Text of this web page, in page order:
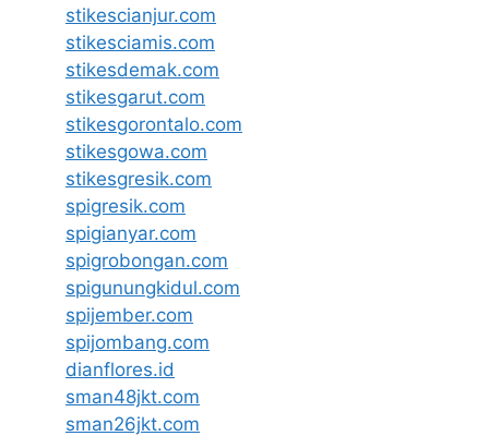
stikescianjur.com
stikesciamis.com
stikesdemak.com
stikesgarut.com
stikesgorontalo.com
stikesgowa.com
stikesgresik.com
spigresik.com
spigianyar.com
spigrobongan.com
spigunungkidul.com
spijember.com
spijombang.com
dianflores.id
sman48jkt.com
sman26jkt.com